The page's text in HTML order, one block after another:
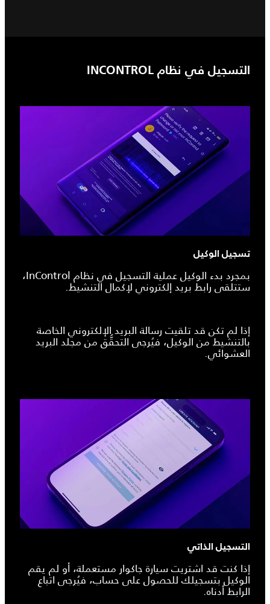
التسجيل في نظام INCONTROL
تسجيل الوكيل
بمجرد بدء الوكيل عملية التسجيل في نظام InControl،
ستتلقى رابط بريد إلكتروني لإكمال التنشيط.
إذا لم تكن قد تلقيت رسالة البريد الإلكتروني الخاصة
بالتنشيط من الوكيل، فيُرجى التحقُّق من مجلد البريد
العشوائي.
التسجيل الذاتي
إذا كنت قد اشتريت سيارة جاكوار مستعملة، أو لم يقم
الوكيل بتسجيلك للحصول على حساب، فيُرجى اتباع
الرابط أدناه.